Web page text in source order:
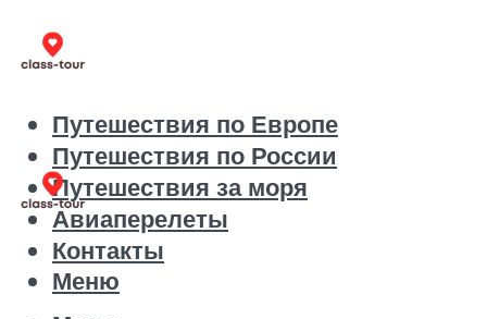
Путешествия по Европе
Путешествия по России
Путешествия за моря
Авиаперелеты
Контакты
Меню